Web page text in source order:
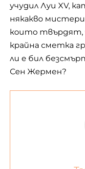
учудил Луи XV,
някакво
които твърдят,
крайна сметка
ли е бил
Сен Жермен?